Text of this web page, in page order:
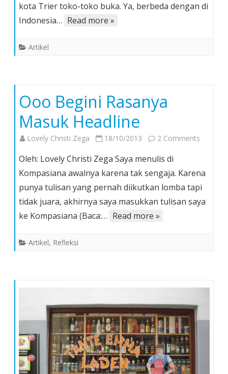
kota Trier toko-toko buka. Ya, berbeda dengan di
Indonesia… Read more »
Artikel
Ooo Begini Rasanya
Masuk Headline
Lovely Christi Zega 18/10/2013 2 Comments
Rasanya
Masuk
Headline
Oleh: Lovely Christi Zega Saya menulis di
Kompasiana awalnya karena tak sengaja. Karena
punya tulisan yang pernah diikutkan lomba tapi
tidak juara, akhirnya saya masukkan tulisan saya
ke Kompasiana (Baca:… Read more »
Artikel, Refleksi